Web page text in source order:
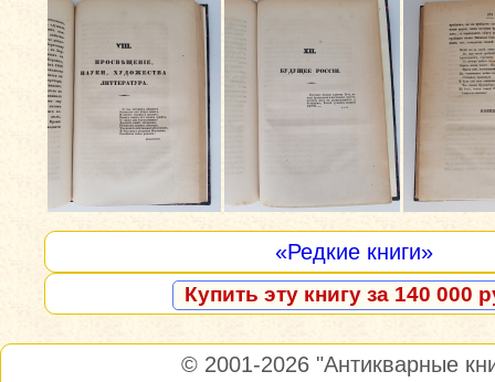
«Редкие книги»
Купить эту книгу за 140 000
© 2001-2026 "Антикварные